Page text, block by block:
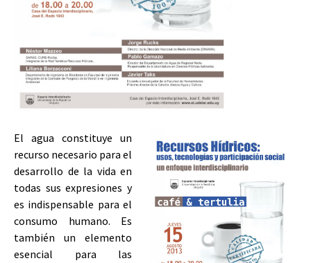
El agua constituye un
recurso necesario para el
desarrollo de la vida en
todas sus expresiones y
es indispensable para el
consumo humano. Es
también un elemento
esencial para las